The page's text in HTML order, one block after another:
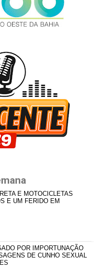
E MOTOCICLETAS
E UM FERIDO EM
POR IMPORTUNAÇÃO
DE CUNHO SEXUAL